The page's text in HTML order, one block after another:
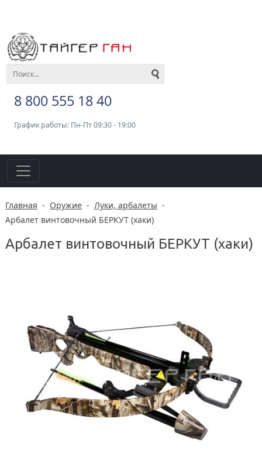
8 800 555 18 40
График работы: Пн-Пт 09:30 - 19:00
Главная - Оружие - Луки, арбалеты -
Арбалет винтовочный БЕРКУТ (хаки)
Арбалет винтовочный БЕРКУТ (хаки)